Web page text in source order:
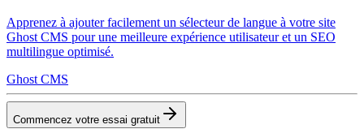
Apprenez à ajouter facilement un sélecteur de langue à votre site
Ghost CMS pour une meilleure expérience utilisateur et un SEO
multilingue optimisé.
Ghost CMS
Commencez votre essai gratuit